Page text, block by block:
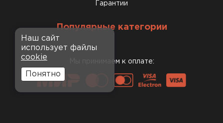
Гарантии
Популярные категории
Мы принимаем к оплате:
Наш сайт
использует файлы
cookie
Понятно